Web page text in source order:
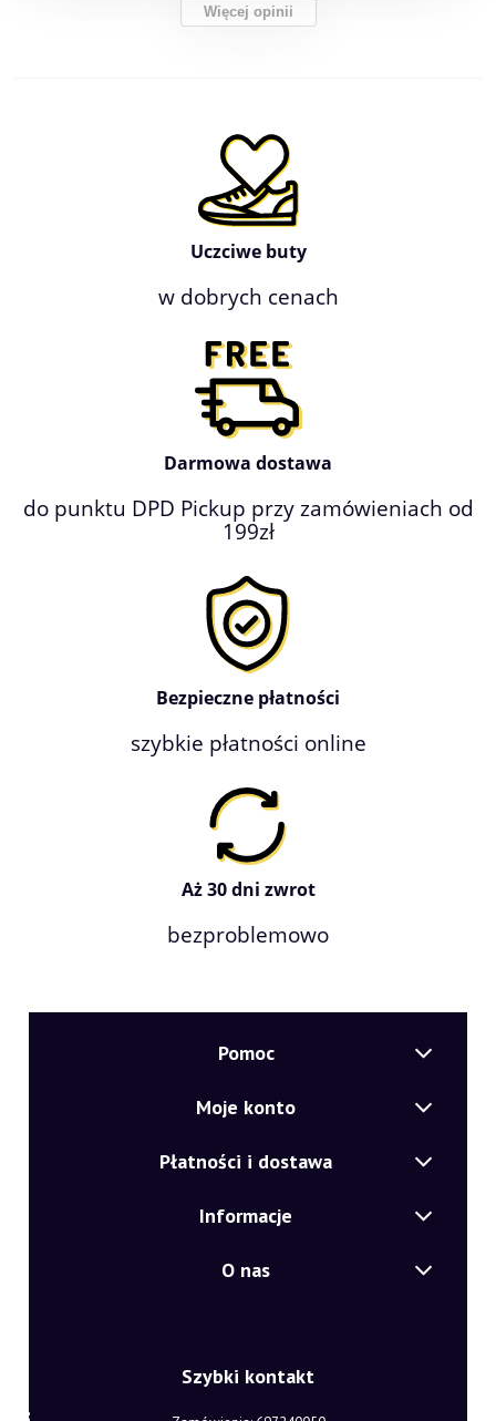
Więcej opinii
Uczciwe buty
w dobrych cenach
Darmowa dostawa
do punktu DPD Pickup przy zamówieniach od
199zł
Bezpieczne płatności
szybkie płatności online
Aż 30 dni zwrot
bezproblemowo
Pomoc
Moje konto
Płatności i dostawa
Informacje
O nas
Szybki kontakt